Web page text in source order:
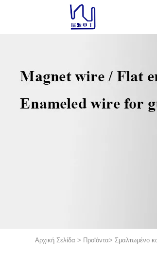
Αρχική Σελίδα > Προϊόντα> Σμαλτωμένο